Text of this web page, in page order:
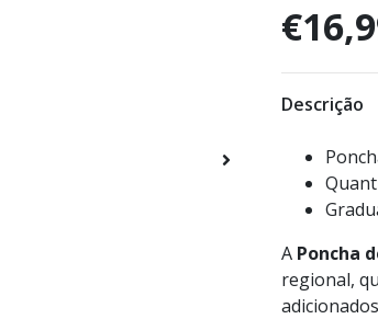
Descrição
A Poncha
regional,